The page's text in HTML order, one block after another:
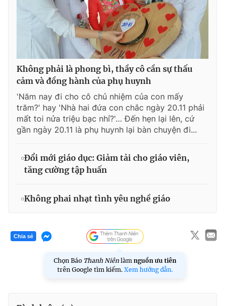
Không phải là phong bì, thầy cô cần sự thấu
cảm và đồng hành của phụ huynh
'Năm nay đi cho cô chủ nhiệm của con mấy
trăm?' hay 'Nhà hai đứa con chắc ngày 20.11 phải
mất toi nửa triệu bạc nhỉ?'… Đến hẹn lại lên, cứ
gần ngày 20.11 là phụ huynh lại bàn chuyện đi...
Đổi mới giáo dục: Giảm tải cho giáo viên,
tăng cường tập huấn
Không phai nhạt tình yêu nghề giáo
Chia sẻ
Chọn Báo Thanh Niên làm nguồn ưu tiên
trên Google tìm kiếm. Xem hướng dẫn.